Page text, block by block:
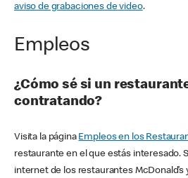
aviso de grabaciones de video.
Empleos
¿Cómo sé si un
contratando?
Visita la página Empleos en los
restaurante en el que estás interesado.
internet de los restaurantes McDonald’s